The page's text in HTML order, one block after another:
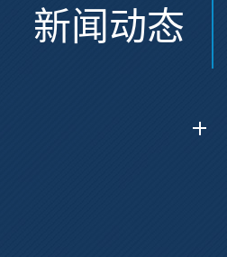
新闻动态